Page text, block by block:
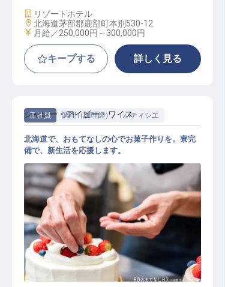
施設業態
リゾートホテル
勤務地
北海道茅部郡鹿部町本別530-12
給与
月給／250,000円～ 300,000円
キープする 詳しく見る
正社員 調理（調理師） パティシエ
パティシエ
シャレー・アイビー・ワイス
北海道で、おもてなしの心でお菓子作りを。寮完
備で、新生活を応援します。